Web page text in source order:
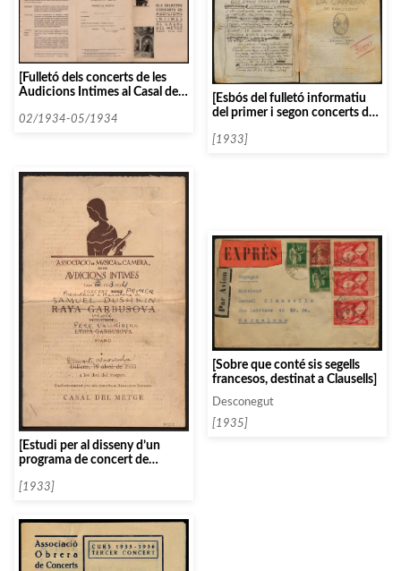
[Fulletó dels concerts de les
Audicions Intimes al Casal del
1934]
02/1934-05/1934
[Esbós del fulletó informatiu
del primer i segon concerts del
[1933]
[Estudi per al disseny d’un
programa de concert de
[1933]
[Sobre que conté sis segells
francesos, destinat a Clausells]
Desconegut
[1935]